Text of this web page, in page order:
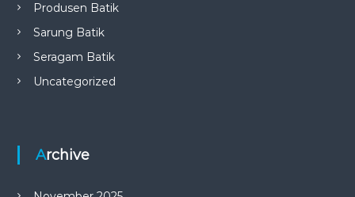
Produsen Batik
Sarung Batik
Seragam Batik
Uncategorized
Archive